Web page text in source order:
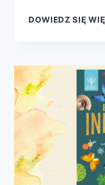
DOWIEDZ SIĘ